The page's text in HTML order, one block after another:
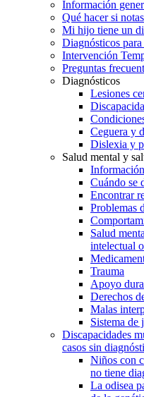
Información
Qué hacer si
Mi hijo tiene un
Diagnósticos
Intervención
Preguntas
Diagnósticos
Lesiones
Ceguera y
Dislexia y
Salud mental y
Cuándo se
Encontrar
Problemas
Salud
intelectual
Trauma
Apoyo
Derechos
Malas
Sistema de
Discapacidades
casos sin
Niños con
no tiene
La odisea